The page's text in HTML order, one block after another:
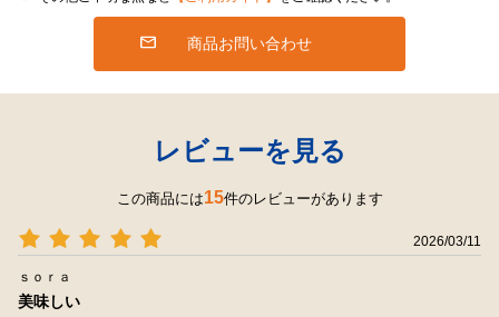
商品お問い合わせ
レビューを見る
この商品には15件のレビューがあります
2026/03/11
ｓｏｒａ
美味しい